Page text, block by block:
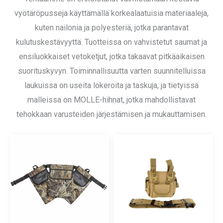
vyötäröpusseja käyttämällä korkealaatuisia materiaaleja,
kuten nailonia ja polyesteriä, jotka parantavat
kulutuskestävyyttä. Tuotteissa on vahvistetut saumat ja
ensiluokkaiset vetoketjut, jotka takaavat pitkäaikaisen
suorituskyvyn. Toiminnallisuutta varten suunnitelluissa
laukuissa on useita lokeroita ja taskuja, ja tietyissä
malleissa on MOLLE-hihnat, jotka mahdollistavat
tehokkaan varusteiden järjestämisen ja mukauttamisen.